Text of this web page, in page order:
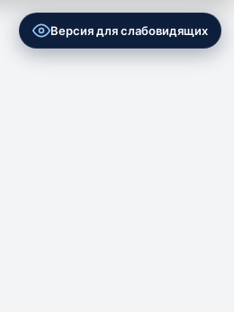
Версия для слабовидящих